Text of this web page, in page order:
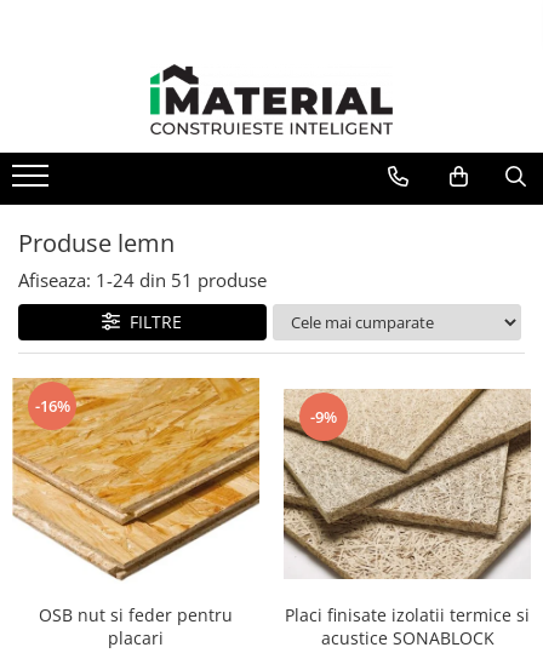
Produse lemn
Afiseaza: 1-24 din 51 produse
FILTRE
-16%
OSB nut si feder pentru
placari
-9%
Placi finisate izolatii termice si
acustice SONABLOCK